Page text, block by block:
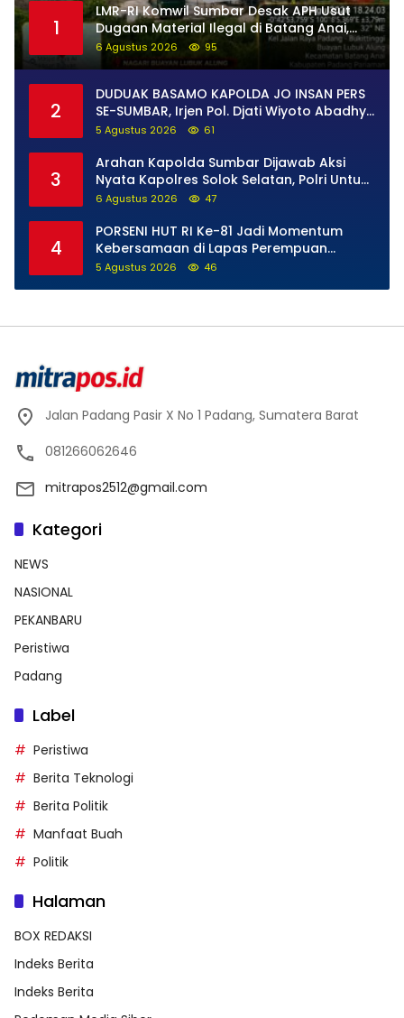
1
LMR-RI Komwil Sumbar Desak APH Usut
Dugaan Material Ilegal di Batang Anai,
Dugaan Keterkaitan PT UHA Diminta
Diselidiki Tuntas
6 Agustus 2026 95
2
DUDUAK BASAMO KAPOLDA JO INSAN PERS
SE-SUMBAR, Irjen Pol. Djati Wiyoto Abadhy
Tegaskan Tak Ada Ruang bagi Pelanggar
5 Agustus 2026 61
3
Arahan Kapolda Sumbar Dijawab Aksi
Nyata Kapolres Solok Selatan, Polri Untuk
Masyarakat Bukan Sekadar Slogan
6 Agustus 2026 47
4
PORSENI HUT RI Ke-81 Jadi Momentum
Kebersamaan di Lapas Perempuan
Padang
5 Agustus 2026 46
Jalan Padang Pasir X No 1 Padang, Sumatera Barat
081266062646
mitrapos2512@gmail.com
Kategori
NEWS
NASIONAL
PEKANBARU
Peristiwa
Padang
Label
Peristiwa
Berita Teknologi
Berita Politik
Manfaat Buah
Politik
Halaman
BOX REDAKSI
Indeks Berita
Indeks Berita